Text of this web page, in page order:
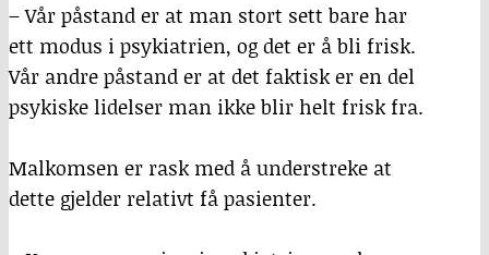
– Vår påstand er at man stort sett bare har
ett modus i psykiatrien, og det er å bli frisk.
Vår andre påstand er at det faktisk er en del
psykiske lidelser man ikke blir helt frisk fra.
Malkomsen er rask med å understreke at
dette gjelder relativt få pasienter.